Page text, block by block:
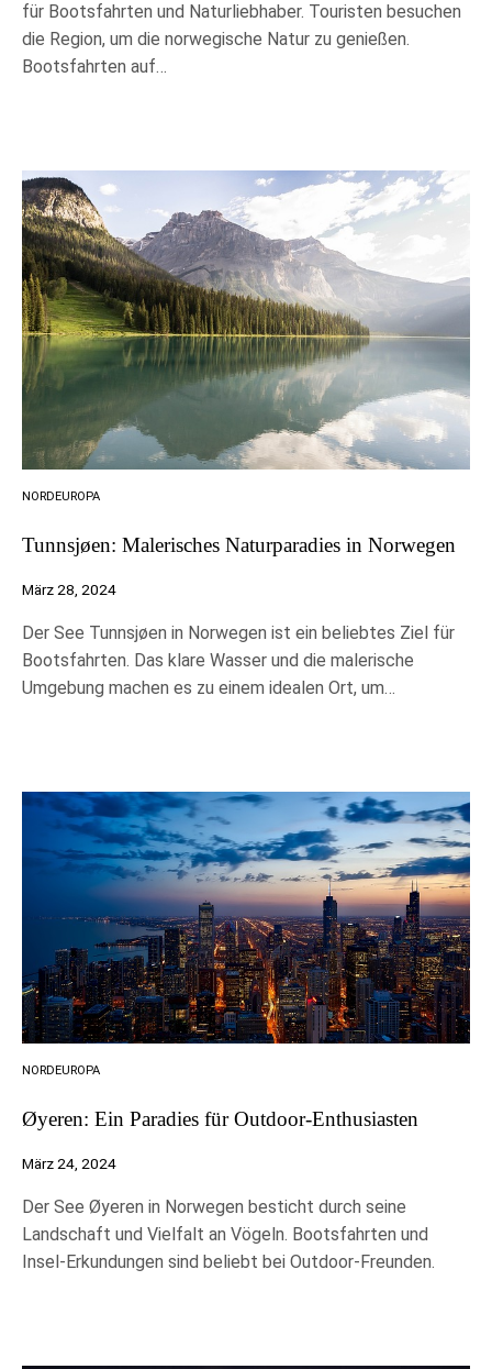
für Bootsfahrten und Naturliebhaber. Touristen besuchen
die Region, um die norwegische Natur zu genießen.
Bootsfahrten auf…
NORDEUROPA
Tunnsjøen: Malerisches Naturparadies in Norwegen
März 28, 2024
Der See Tunnsjøen in Norwegen ist ein beliebtes Ziel für
Bootsfahrten. Das klare Wasser und die malerische
Umgebung machen es zu einem idealen Ort, um…
NORDEUROPA
Øyeren: Ein Paradies für Outdoor-Enthusiasten
März 24, 2024
Der See Øyeren in Norwegen besticht durch seine
Landschaft und Vielfalt an Vögeln. Bootsfahrten und
Insel-Erkundungen sind beliebt bei Outdoor-Freunden.